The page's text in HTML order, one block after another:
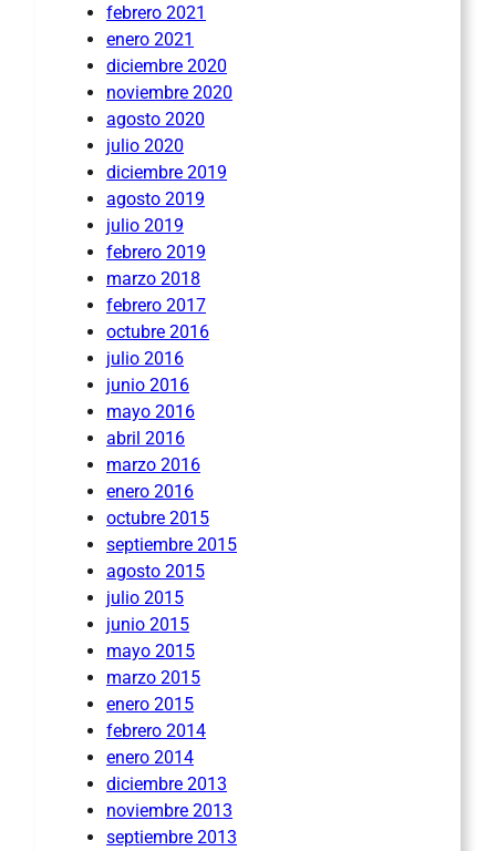
febrero 2021
enero 2021
diciembre 2020
noviembre 2020
agosto 2020
julio 2020
diciembre 2019
agosto 2019
julio 2019
febrero 2019
marzo 2018
febrero 2017
octubre 2016
julio 2016
junio 2016
mayo 2016
abril 2016
marzo 2016
enero 2016
octubre 2015
septiembre 2015
agosto 2015
julio 2015
junio 2015
mayo 2015
marzo 2015
enero 2015
febrero 2014
enero 2014
diciembre 2013
noviembre 2013
septiembre 2013